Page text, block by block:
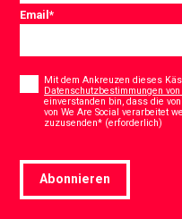
Email*
Mit dem Ankreuzen dieses
Datenschutzbestimmungen von
einverstanden bin, dass die
von We Are Social verarbeitet
zuzusenden* (erforderlich)
Abonnieren